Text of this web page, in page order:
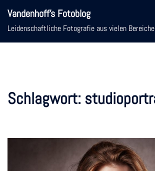
Inhalt
springen
Vandenhoff's Fotoblog
Leidenschaftliche Fotografie aus vielen
Schlagwort: